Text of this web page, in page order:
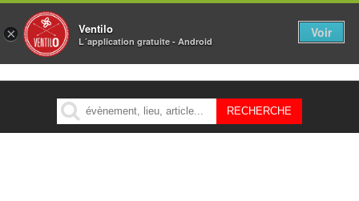
MENU
× Ventilo
L´application gratuite - Android
Voir